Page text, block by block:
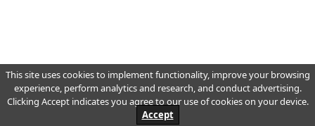
This site uses cookies to implement functionality, improve your browsing
experience, perform analytics and research, and conduct advertising.
Clicking Accept indicates you agree to our use of cookies on your device.
Accept